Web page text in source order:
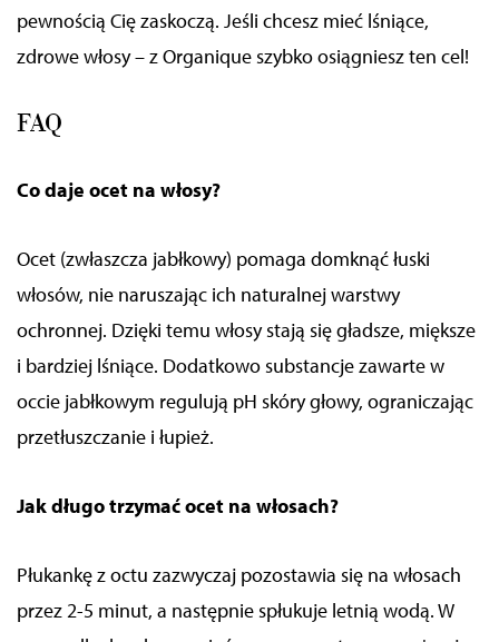
pewnością Cię zaskoczą. Jeśli chcesz mieć lśniące,
zdrowe włosy – z Organique szybko osiągniesz ten cel!
FAQ
Co daje ocet na włosy?
Ocet (zwłaszcza jabłkowy) pomaga domknąć łuski
włosów, nie naruszając ich naturalnej warstwy
ochronnej. Dzięki temu włosy stają się gładsze, miększe
i bardziej lśniące. Dodatkowo substancje zawarte w
occie jabłkowym regulują pH skóry głowy, ograniczając
przetłuszczanie i łupież.
Jak długo trzymać ocet na włosach?
Płukankę z octu zazwyczaj pozostawia się na włosach
przez 2-5 minut, a następnie spłukuje letnią wodą. W